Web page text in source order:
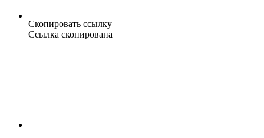
Скопировать ссылку
Ссылка скопирована